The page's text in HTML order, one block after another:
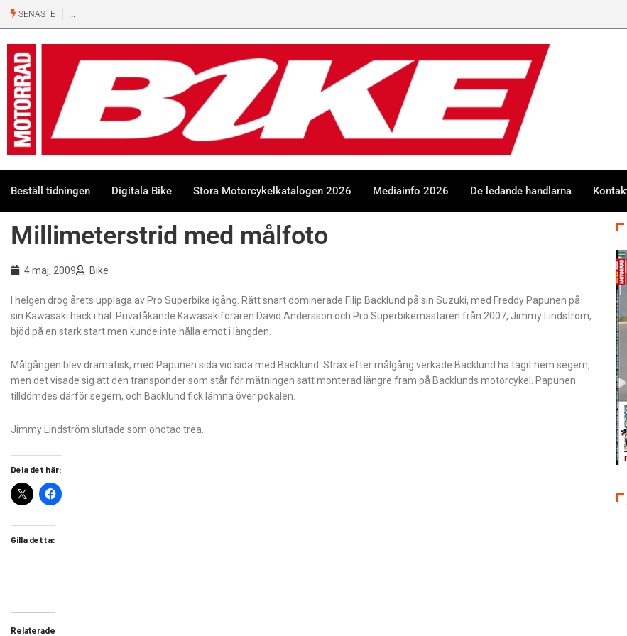
SENASTE
Beställ tidningen Digitala Bike Stora Motorcykelkatalogen 2026 Mediainfo 2026 De ledande handlarna
Millimeterstrid med målfoto
4 maj, 2009 Bike
I helgen drog årets upplaga av Pro Superbike igång. Rätt snart dominerade Filip Backlund på sin Suzuki, med Freddy Papunen på
sin Kawasaki hack i häl. Privatåkande Kawasakiföraren David Andersson och Pro Superbikemästaren från 2007, Jimmy Lindström,
bjöd på en stark start men kunde inte hålla emot i längden.
Målgången blev dramatisk, med Papunen sida vid sida med Backlund. Strax efter målgång verkade Backlund ha tagit hem segern,
men det visade sig att den transponder som står för mätningen satt monterad längre fram på Backlunds motorcykel. Papunen
tilldömdes därför segern, och Backlund fick lämna över pokalen.
Jimmy Lindström slutade som ohotad trea.
Dela det här:
Gilla detta:
Relaterade